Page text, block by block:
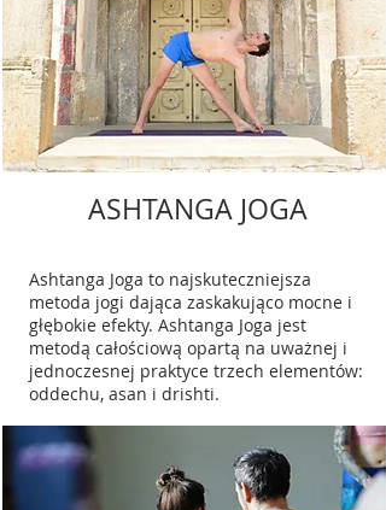
ASHTANGA JOGA
Ashtanga Joga to najskuteczniejsza
metoda jogi dająca zaskakująco mocne i
głębokie efekty. Ashtanga Joga jest
metodą całościową opartą na uważnej i
jednoczesnej praktyce trzech elementów:
oddechu, asan i drishti.